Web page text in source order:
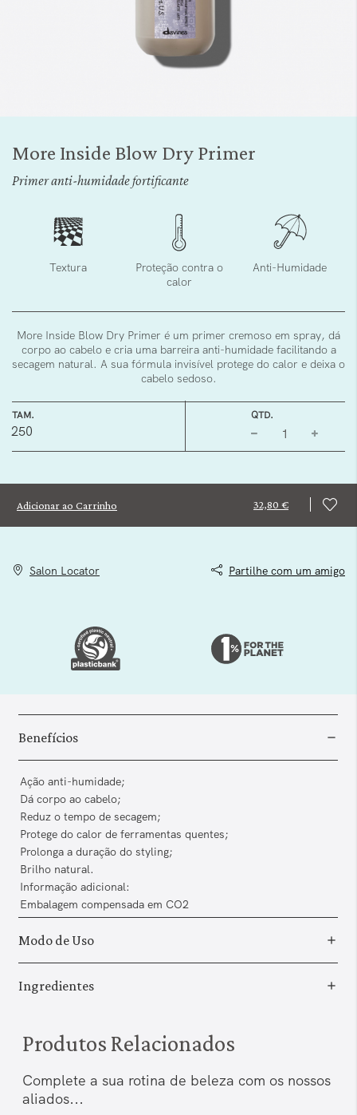
início
More Inside Blow Dry Primer
Primer anti-humidade fortificante
Textura
Proteção contra o
calor
Anti-Humidade
More Inside Blow Dry Primer é um primer cremoso em spray, dá
corpo ao cabelo e cria uma barreira anti-humidade facilitando a
secagem natural. A sua fórmula invisível protege do calor e deixa o
cabelo sedoso.
Adicionar ao Carrinho 32,80 €
TAM. QTD.
250
Salon Locator Partilhe com um amigo
Benefícios
Ação anti-humidade;
Dá corpo ao cabelo;
Reduz o tempo de secagem;
Protege do calor de ferramentas quentes;
Prolonga a duração do styling;
Brilho natural.
Informação adicional:
Embalagem compensada em CO2
Modo de Uso
Ingredientes
Produtos Relacionados
Complete a sua rotina de beleza com os nossos
aliados...